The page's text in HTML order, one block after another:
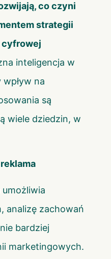
co czyni
strategii
cyfrowej
inteligencja w
na
są
wiele dziedzin, w
analizę zachowań
bardziej
marketingowych.